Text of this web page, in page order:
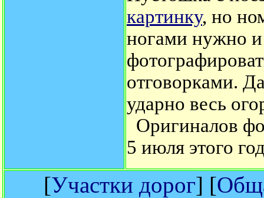
картинку, но
ногами нужно и
отговорками.
ударно весь
Оригиналов
5 июля этого
[Участки дорог] [